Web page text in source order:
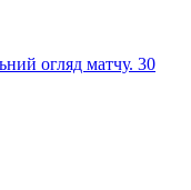
огляд матчу. 30